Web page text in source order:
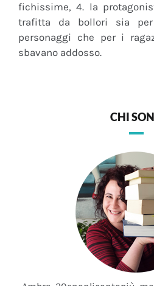
fichissime, 4. la
trafitta da bollori sia
personaggi che per i
sbavano addosso.
CHI